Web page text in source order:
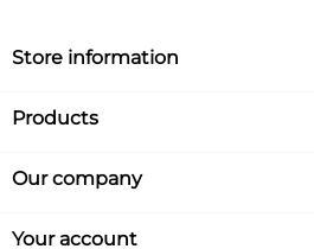
Store information
Products
Our company
Your account